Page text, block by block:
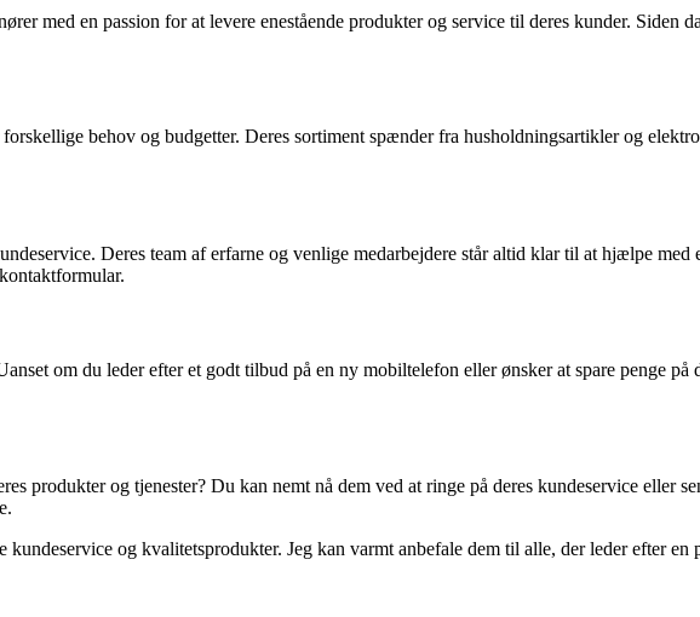
med en passion for at levere enestående produkter og service til deres kunder. Siden
behov og budgetter. Deres sortiment spænder fra husholdningsartikler og
Deres team af erfarne og venlige medarbejdere står altid klar til at hjælpe
om du leder efter et godt tilbud på en ny mobiltelefon eller ønsker at spare penge på
produkter og tjenester? Du kan nemt nå dem ved at ringe på deres kundeservice eller
og kvalitetsprodukter. Jeg kan varmt anbefale dem til alle, der leder efter